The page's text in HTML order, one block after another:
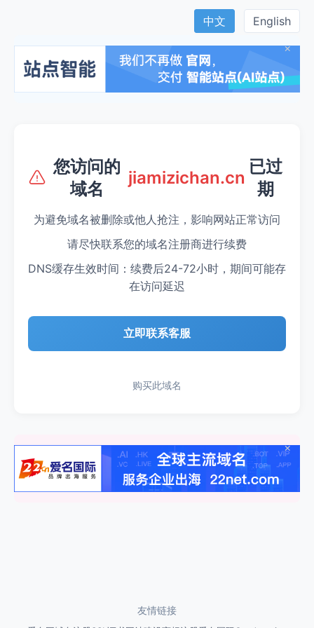
中文
English
×
您访问的
域名
jiamizichan.cn
已过
期
为避免域名被删除或他人抢注，影响网站正常访问
请尽快联系您的域名注册商进行续费
DNS缓存生效时间：续费后24-72小时，期间可能存
在访问延迟
立即联系客服
购买此域名
×
友情链接